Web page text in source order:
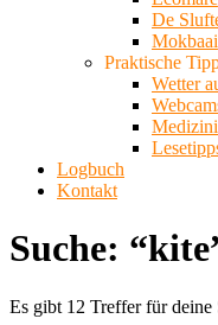
De
Mokbaai
Praktische
Wetter
Logbuch
Kontakt
Suche:
Es gibt 12 Treffer für deine